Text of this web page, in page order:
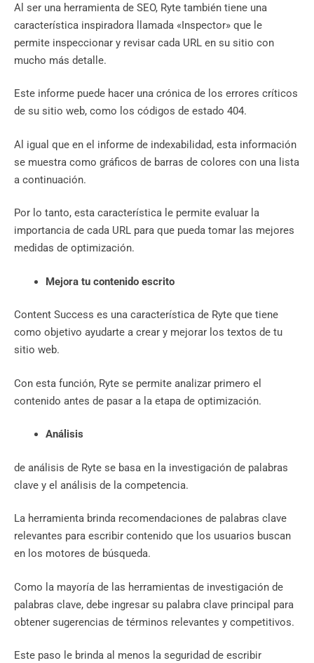
Al ser una herramienta de SEO, Ryte también tiene una
característica inspiradora llamada «Inspector» que le
permite inspeccionar y revisar cada URL en su sitio con
mucho más detalle.
Este informe puede hacer una crónica de los errores críticos
de su sitio web, como los códigos de estado 404.
Al igual que en el informe de indexabilidad, esta información
se muestra como gráficos de barras de colores con una lista
a continuación.
Por lo tanto, esta característica le permite evaluar la
importancia de cada URL para que pueda tomar las mejores
medidas de optimización.
Mejora tu contenido escrito
Content Success es una característica de Ryte que tiene
como objetivo ayudarte a crear y mejorar los textos de tu
sitio web.
Con esta función, Ryte se permite analizar primero el
contenido antes de pasar a la etapa de optimización.
Análisis
de análisis de Ryte se basa en la investigación de palabras
clave y el análisis de la competencia.
La herramienta brinda recomendaciones de palabras clave
relevantes para escribir contenido que los usuarios buscan
en los motores de búsqueda.
Como la mayoría de las herramientas de investigación de
palabras clave, debe ingresar su palabra clave principal para
obtener sugerencias de términos relevantes y competitivos.
Este paso le brinda al menos la seguridad de escribir